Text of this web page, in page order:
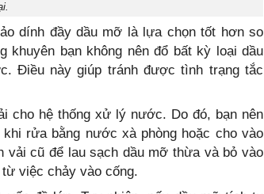
dính đầy dầu mỡ là lựa chọn tốt hơn so
bạn không nên đổ bất kỳ loại dầu
Điều này giúp tránh được tình trạng tắc
cho hệ thống xử lý nước. Do đó, bạn nên
rửa bằng nước xà phòng hoặc cho vào
vải cũ để lau sạch dầu mỡ thừa và bỏ vào
việc chảy vào cống.